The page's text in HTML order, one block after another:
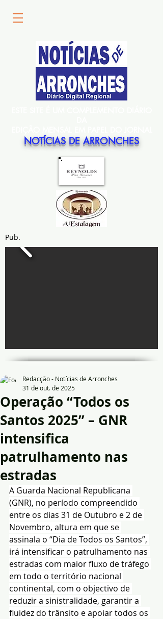
NOTÍCIAS DE ARRONCHES
Pub.
Operação “Todos os
Santos 2025” – GNR
intensifica
patrulhamento nas
estradas
Redacção - Notícias de Arronches
31 de out. de 2025
A Guarda Nacional Republicana
(GNR), no período compreendido
entre os dias 31 de Outubro e 2 de
Novembro, altura em que se
assinala o “Dia de Todos os Santos”,
irá intensificar o patrulhamento nas
estradas com maior fluxo de tráfego
em todo o território nacional
continental, com o objectivo de
reduzir a sinistralidade, garantir a
fluidez do trânsito e apoiar todos os